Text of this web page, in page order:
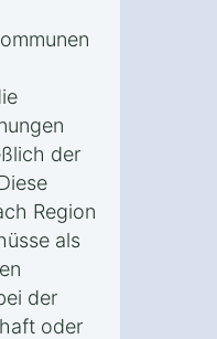
der
Region
als
der
oder